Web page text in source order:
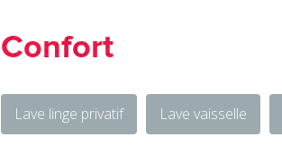
Confort
Lave linge privatif Lave vaisselle